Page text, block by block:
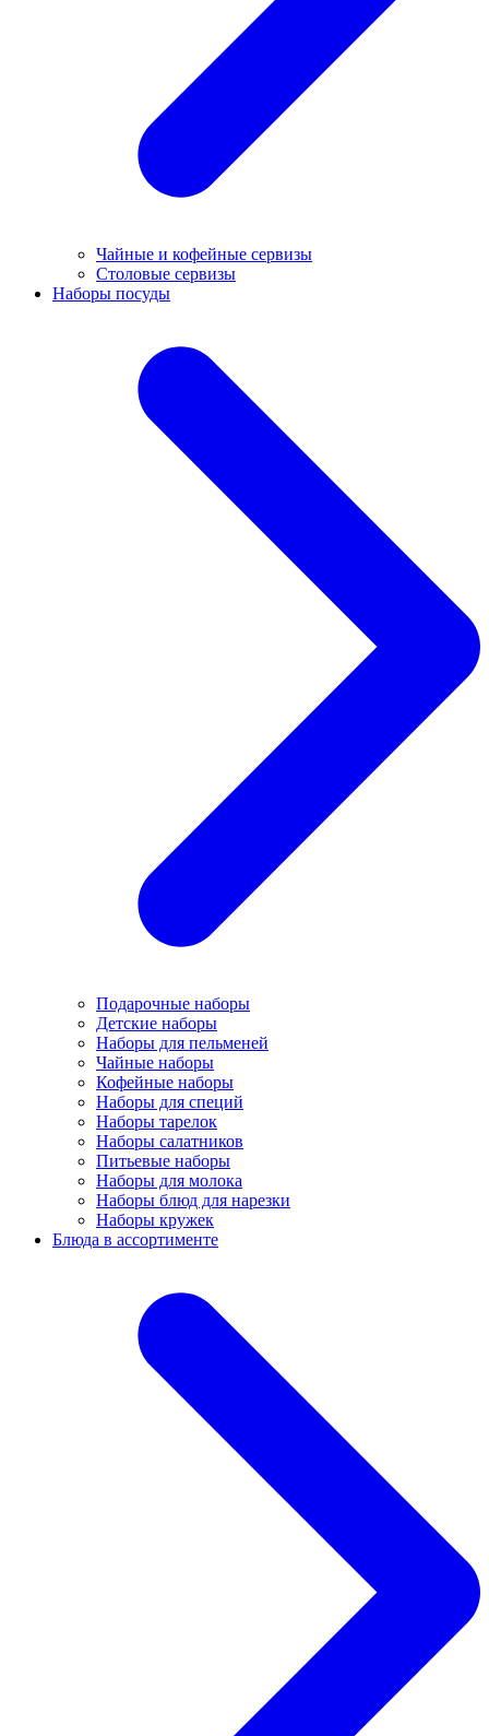
Чайные и кофейные сервизы
Столовые сервизы
Наборы посуды
Подарочные наборы
Детские наборы
Наборы для пельменей
Чайные наборы
Кофейные наборы
Наборы для специй
Наборы тарелок
Наборы салатников
Питьевые наборы
Наборы для молока
Наборы блюд для нарезки
Наборы кружек
Блюда в ассортименте